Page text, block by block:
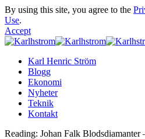
By using this site, you agree to the
Use.
Accept
Karl Henric Ström
Blogg
Ekonomi
Nyheter
Teknik
Kontakt
Reading: Johan Falk Blodsdiamanter